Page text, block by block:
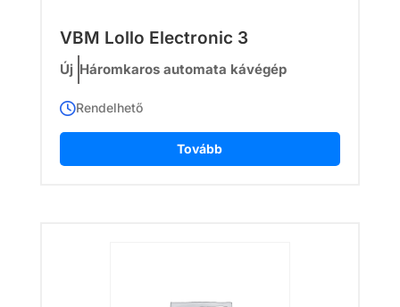
VBM Lollo Electronic 3
Új Háromkaros automata kávégép
Tovább
Rendelhető